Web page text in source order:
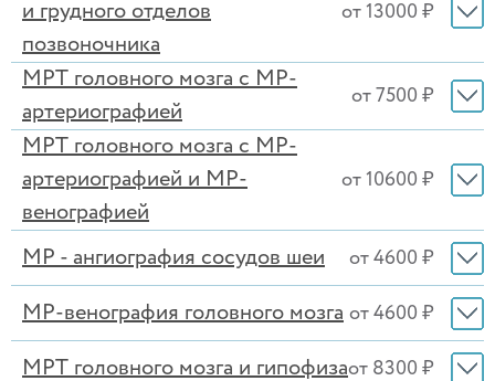
и грудного отделов
позвоночника
от 13000 ₽
МРТ головного мозга с МР-
артериографией
от 7500 ₽
МРТ головного мозга с МР-
артериографией и МР-
венографией
от 10600 ₽
МР - ангиография сосудов шеи от 4600 ₽
МР-венография головного мозга от 4600 ₽
МРТ головного мозга и гипофизаот 8300 ₽